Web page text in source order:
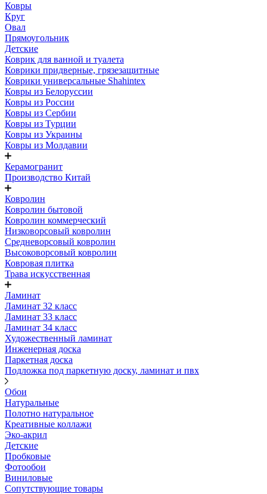
Ковры
Круг
Овал
Прямоугольник
Детские
Коврик для ванной и туалета
Коврики придверные, грязезащитные
Коврики универсальные Shahintex
Ковры из Белоруссии
Ковры из России
Ковры из Сербии
Ковры из Турции
Ковры из Украины
Ковры из Молдавии
Керамогранит
Производство Китай
Ковролин
Ковролин бытовой
Ковролин коммерческий
Низковорсовый ковролин
Средневорсовый ковролин
Высоковорсовый ковролин
Ковровая плитка
Трава искусственная
Ламинат
Ламинат 32 класс
Ламинат 33 класс
Ламинат 34 класс
Художественный ламинат
Инженерная доска
Паркетная доска
Подложка под паркетную доску, ламинат и пвх
Обои
Натуральные
Полотно натуральное
Креативные коллажи
Эко-акрил
Детские
Пробковые
Фотообои
Виниловые
Сопутствующие товары